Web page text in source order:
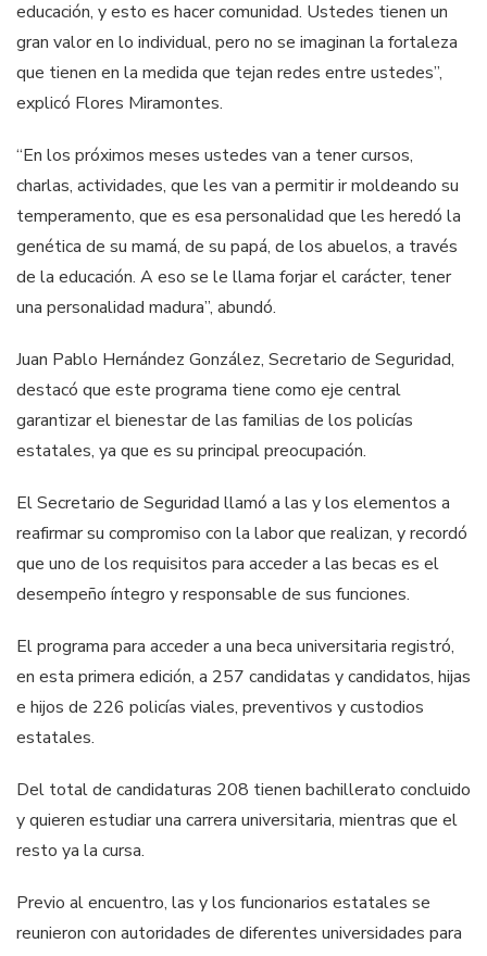
educación, y esto es hacer comunidad. Ustedes tienen un
gran valor en lo individual, pero no se imaginan la fortaleza
que tienen en la medida que tejan redes entre ustedes”,
explicó Flores Miramontes.
“En los próximos meses ustedes van a tener cursos,
charlas, actividades, que les van a permitir ir moldeando su
temperamento, que es esa personalidad que les heredó la
genética de su mamá, de su papá, de los abuelos, a través
de la educación. A eso se le llama forjar el carácter, tener
una personalidad madura”, abundó.
Juan Pablo Hernández González, Secretario de Seguridad,
destacó que este programa tiene como eje central
garantizar el bienestar de las familias de los policías
estatales, ya que es su principal preocupación.
El Secretario de Seguridad llamó a las y los elementos a
reafirmar su compromiso con la labor que realizan, y recordó
que uno de los requisitos para acceder a las becas es el
desempeño íntegro y responsable de sus funciones.
El programa para acceder a una beca universitaria registró,
en esta primera edición, a 257 candidatas y candidatos, hijas
e hijos de 226 policías viales, preventivos y custodios
estatales.
Del total de candidaturas 208 tienen bachillerato concluido
y quieren estudiar una carrera universitaria, mientras que el
resto ya la cursa.
Previo al encuentro, las y los funcionarios estatales se
reunieron con autoridades de diferentes universidades para